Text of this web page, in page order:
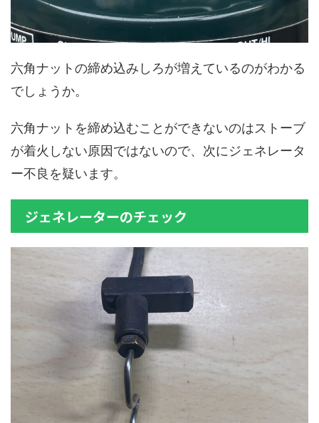
六角ナットの締め込みしろが増えているのがわかる
でしょうか。
六角ナットを締め込むことができないのはストーブ
が着火しない原因ではないので、次にジェネレータ
ー不良を疑います。
ジェネレーターのチェック